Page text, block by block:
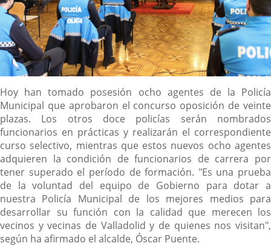
Descripción
Hoy han tomado posesión ocho agentes de la Policía
Municipal que aprobaron el concurso oposición de veinte
plazas. Los otros doce policías serán nombrados
funcionarios en prácticas y realizarán el correspondiente
curso selectivo, mientras que estos nuevos ocho agentes
adquieren la condición de funcionarios de carrera por
tener superado el período de formación. "Es una prueba
de la voluntad del equipo de Gobierno para dotar a
nuestra Policía Municipal de los mejores medios para
desarrollar su función con la calidad que merecen los
vecinos y vecinas de Valladolid y de quienes nos visitan",
según ha afirmado el alcalde, Óscar Puente.